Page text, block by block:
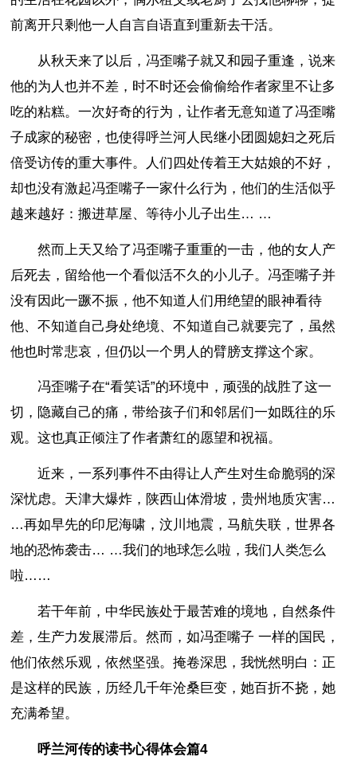
前离开只剩他一人自言自语直到重新去干活。
从秋天来了以后，冯歪嘴子就又和园子重逢，说来
他的为人也并不差，时不时还会偷偷给作者家里不让多
吃的粘糕。一次好奇的行为，让作者无意知道了冯歪嘴
子成家的秘密，也使得呼兰河人民继小团圆媳妇之死后
倍受访传的重大事件。人们四处传着王大姑娘的不好，
却也没有激起冯歪嘴子一家什么行为，他们的生活似乎
越来越好：搬进草屋、等待小儿子出生… …
然而上天又给了冯歪嘴子重重的一击，他的女人产
后死去，留给他一个看似活不久的小儿子。冯歪嘴子并
没有因此一蹶不振，他不知道人们用绝望的眼神看待
他、不知道自己身处绝境、不知道自己就要完了，虽然
他也时常悲哀，但仍以一个男人的臂膀支撑这个家。
冯歪嘴子在“看笑话”的环境中，顽强的战胜了这一
切，隐藏自己的痛，带给孩子们和邻居们一如既往的乐
观。这也真正倾注了作者萧红的愿望和祝福。
近来，一系列事件不由得让人产生对生命脆弱的深
深忧虑。天津大爆炸，陕西山体滑坡，贵州地质灾害…
…再如早先的印尼海啸，汶川地震，马航失联，世界各
地的恐怖袭击… …我们的地球怎么啦，我们人类怎么
啦……
若干年前，中华民族处于最苦难的境地，自然条件
差，生产力发展滞后。然而，如冯歪嘴子 一样的国民，
他们依然乐观，依然坚强。掩卷深思，我恍然明白：正
是这样的民族，历经几千年沧桑巨变，她百折不挠，她
充满希望。
呼兰河传的读书心得体会篇4